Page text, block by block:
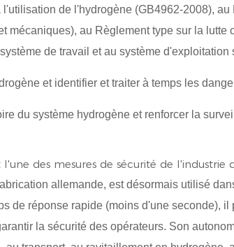
de l'hydrogène (GB4962-2008),
mécaniques), au Règlement type sur la lutte
de travail et au système d'exploitation
et identifier et traiter à temps les
du système hydrogène et renforcer la
allemande, est désormais utilisé
de réponse rapide (moins d'une seconde), il
la sécurité des opérateurs. Son